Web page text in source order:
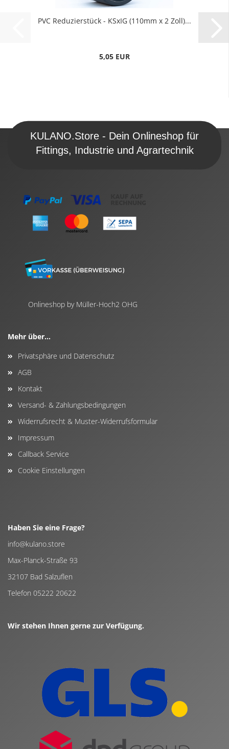
PVC Reduzierstück - KSxIG (110mm x 2 Zoll)...
5,05 EUR
KULANO.Store - Dein Onlineshop für
Fittings, Industrie und Agrartechnik
Onlineshop by Müller-Hoch2 OHG
Mehr über...
Privatsphäre und Datenschutz
AGB
Kontakt
Versand- & Zahlungsbedingungen
Widerrufsrecht & Muster-Widerrufsformular
Impressum
Callback Service
Cookie Einstellungen
Haben Sie eine Frage?
info@kulano.store
Max-Planck-Straße 93
32107 Bad Salzuflen
Telefon 05222 20622
Wir stehen Ihnen gerne zur Verfügung.